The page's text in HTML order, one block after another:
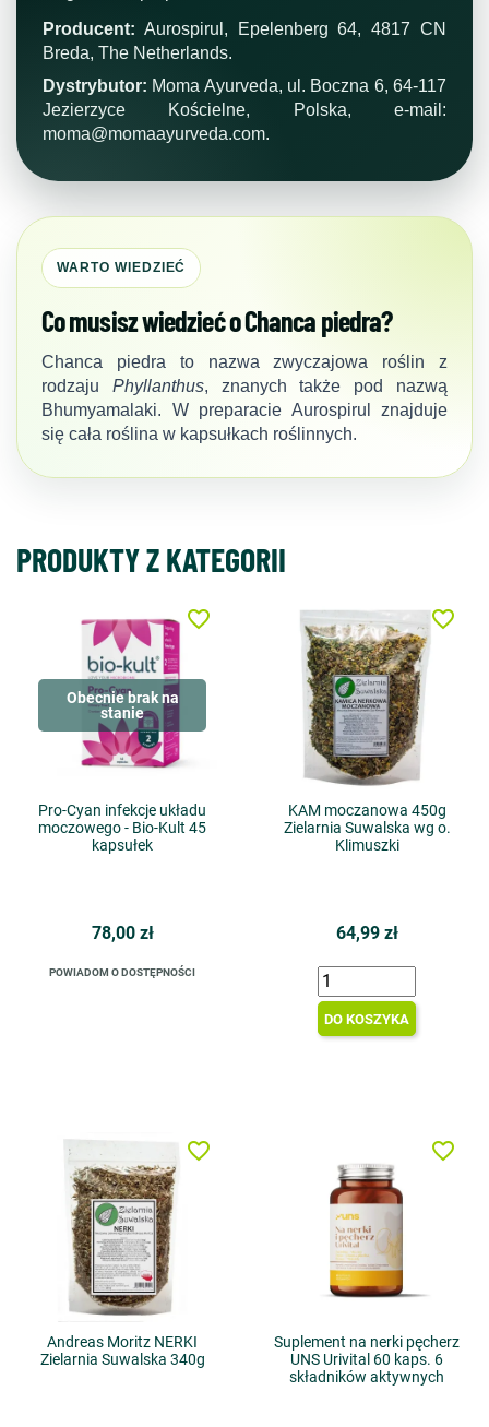
Producent: Aurospirul, Epelenberg 64, 4817 CN
Breda, The Netherlands.
Dystrybutor: Moma Ayurveda, ul. Boczna 6, 64-117
Jezierzyce Kościelne, Polska, e-mail:
moma@momaayurveda.com.
WARTO WIEDZIEĆ
Co musisz wiedzieć o Chanca piedra?
Chanca piedra to nazwa zwyczajowa roślin z
rodzaju Phyllanthus, znanych także pod nazwą
Bhumyamalaki. W preparacie Aurospirul znajduje
się cała roślina w kapsułkach roślinnych.
PRODUKTY Z KATEGORII
Obecnie brak na
stanie
Pro-Cyan infekcje układu
moczowego - Bio-Kult 45
kapsułek
78,00 zł
POWIADOM O DOSTĘPNOŚCI
favorite_border
KAM moczanowa 450g
Zielarnia Suwalska wg o.
Klimuszki
64,99 zł
DO KOSZYKA
favorite_border
Andreas Moritz NERKI
Zielarnia Suwalska 340g
favorite_border
Suplement na nerki pęcherz
UNS Urivital 60 kaps. 6
składników aktywnych
favorite_border